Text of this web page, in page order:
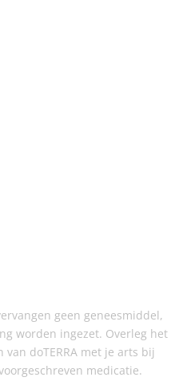
geen geneesmiddel,
worden ingezet. Overleg het
doTERRA met je arts bij
medicatie.